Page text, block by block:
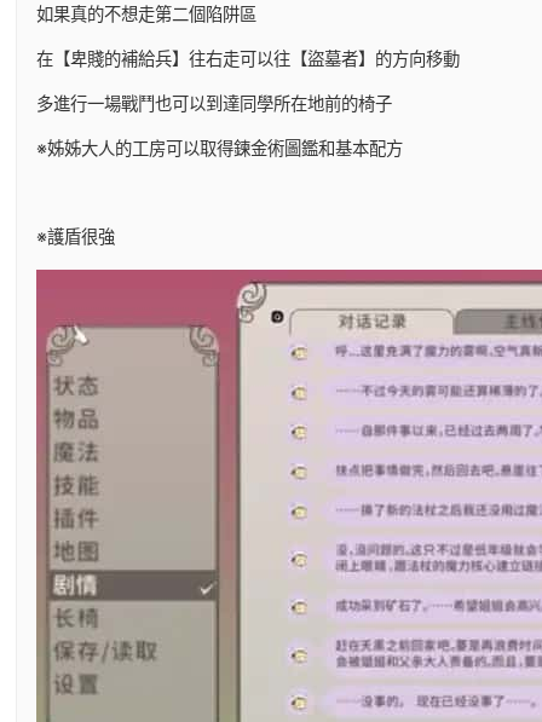
如果真的不想走第二個陷阱區
在【卑賤的補給兵】往右走可以往【盜墓者】的方向移動
多進行一場戰鬥也可以到達同學所在地前的椅子
※姊姊大人的工房可以取得鍊金術圖鑑和基本配方
※護盾很強